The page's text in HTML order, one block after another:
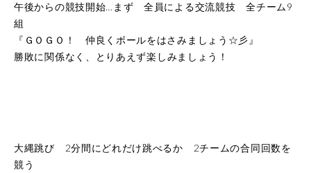
同窓会
午後からの競技開始…まず 全員による交流競技 全チーム9
組
『ＧＯＧＯ！ 仲良くボールをはさみましょう☆彡』
勝敗に関係なく、
とりあえず楽しみましょう！
大縄跳び 2分間にどれだけ跳べるか 2チームの合同回数を
競う